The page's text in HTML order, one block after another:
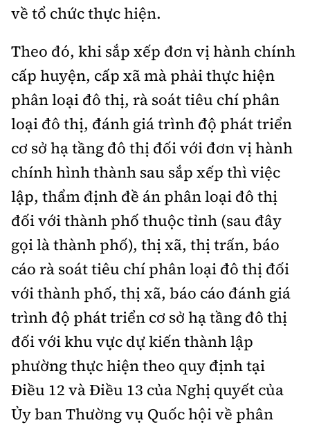
Thế giới xây dựng
Lối sống
Ẩm thực
Khám phá
Camera giao thông
Câu chuyện giao thông
Giải trí - Thể thao
Cơ quan chủ quản: Bộ Xây dựng
Giấy phép số: 03/GP-BVHTTDL, cấp ngày 1/4/2025.
Tòa soạn: Số 2 Nguyễn Công Hoan, phường Giảng Võ,
Hà Nội.
Tổng biên tập: Nguyễn Thị Hồng Nga
Phó Tổng biên tập:
Nguyễn Sơn Tùng,
Nguyễn Đức Thắng, La Đức Hùng
Hotline:
0901 514 799
Quảng cáo và Phát hành:
0915 057 282
Email:bandoc@baoxaydung.vn
Cấm sao chép dưới mọi hình thức nếu không có sự
chấp thuận bằng văn bản.
về tổ chức thực hiện.
Theo đó, khi sắp xếp đơn vị hành chính
cấp huyện, cấp xã mà phải thực hiện
phân loại đô thị, rà soát tiêu chí phân
loại đô thị, đánh giá trình độ phát triển
cơ sở hạ tầng đô thị đối với đơn vị hành
chính hình thành sau sắp xếp thì việc
lập, thẩm định đề án phân loại đô thị
đối với thành phố thuộc tỉnh (sau đây
gọi là thành phố), thị xã, thị trấn, báo
cáo rà soát tiêu chí phân loại đô thị đối
với thành phố, thị xã, báo cáo đánh giá
trình độ phát triển cơ sở hạ tầng đô thị
đối với khu vực dự kiến thành lập
phường thực hiện theo quy định tại
Điều 12 và Điều 13 của Nghị quyết của
Ủy ban Thường vụ Quốc hội về phân